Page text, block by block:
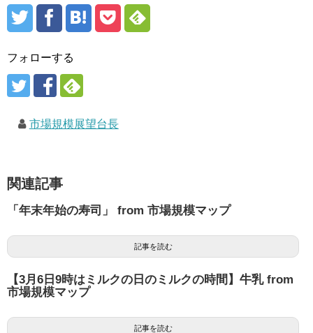
フォローする
市場規模展望台長
関連記事
「年末年始の寿司」 from 市場規模マップ
記事を読む
【3月6日9時はミルクの日のミルクの時間】牛乳 from
市場規模マップ
記事を読む